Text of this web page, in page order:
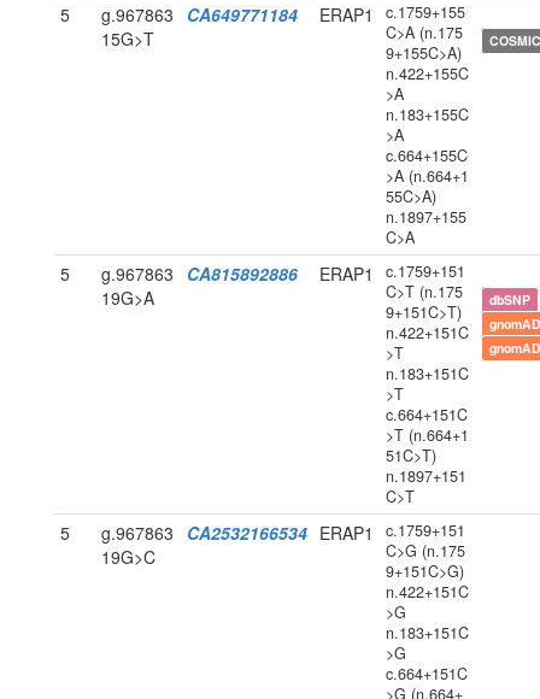
5
g.967863
15G>T
CA649771184 ERAP1
c.1759+155
C>A (n.175
9+155C>A)
n.422+155C
>A
n.183+155C
>A
c.664+155C
>A (n.664+1
55C>A)
n.1897+155
C>A
5
g.967863
19G>A
CA815892886 ERAP1
c.1759+151
C>T (n.175
9+151C>T)
n.422+151C
>T
n.183+151C
>T
c.664+151C
>T (n.664+1
51C>T)
n.1897+151
C>T
dbSNP
5
g.967863
19G>C
CA2532166534 ERAP1
c.1759+151
C>G (n.175
9+151C>G)
n.422+151C
>G
n.183+151C
>G
c.664+151C
>G (n.664+